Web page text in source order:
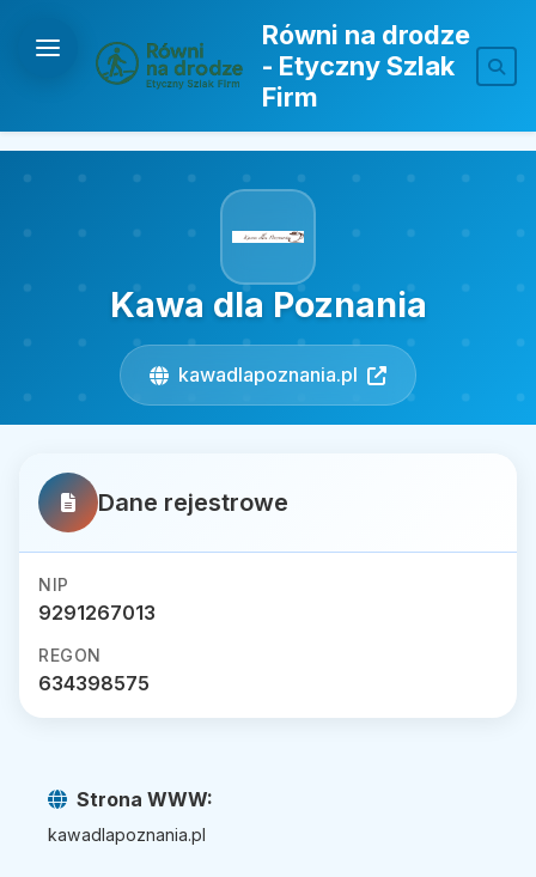
Równi na drodze
- Etyczny Szlak
Firm
Kawa dla Poznania
kawadlapoznania.pl
Dane rejestrowe
NIP
9291267013
REGON
634398575
Strona WWW:
kawadlapoznania.pl